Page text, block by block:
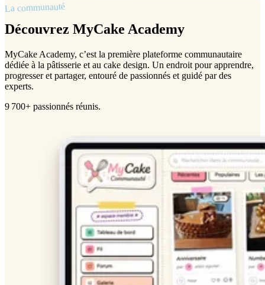
La communauté
Découvrez MyCake Academy
MyCake Academy, c’est la première plateforme communautaire
dédiée à la pâtisserie et au cake design. Un endroit pour apprendre,
progresser et partager, entouré de passionnés et guidé par des
experts.
9 700+ passionnés réunis.